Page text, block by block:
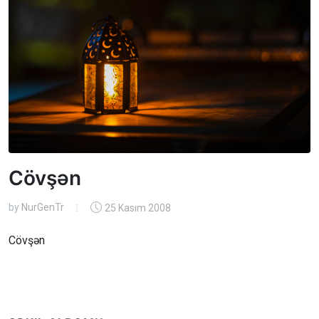
Cövşən
by NurGenTr 25 Kasım 2008
Cövşən